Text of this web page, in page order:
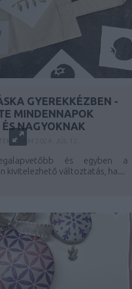
GYEREKKÉZBEN -
MINDENNAPOK
ÉS NAGYOKNAK
és egyben a
kivitelezhető változtatás, ha...